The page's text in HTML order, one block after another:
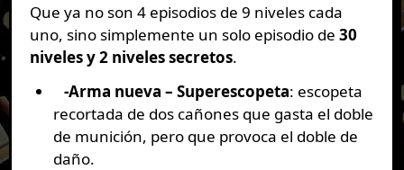
Que ya no son 4 episodios de 9 niveles cada
uno, sino simplemente un solo episodio de 30
niveles y 2 niveles secretos.
-Arma nueva – Superescopeta: escopeta
recortada de dos cañones que gasta el doble
de munición, pero que provoca el doble de
daño.